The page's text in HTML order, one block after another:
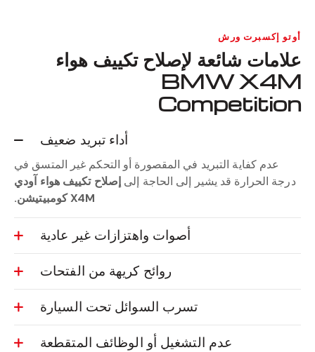
أوتو إكسبرت ورش
علامات شائعة لإصلاح تكييف هواء
BMW X4M
Competition
أداء تبريد ضعيف
عدم كفاية التبريد في المقصورة أو التحكم غير المتسق في
درجة الحرارة قد يشير إلى الحاجة إلى إصلاح تكييف هواء آودي
X4M كومبيتيشن.
أصوات واهتزازات غير عادية
روائح كريهة من الفتحات
تسرب السوائل تحت السيارة
عدم التشغيل أو الوظائف المتقطعة